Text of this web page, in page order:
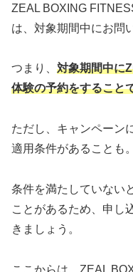
ZEAL BOXING
は、対象期間中にお問
つまり、 対象期間中に
体験の予約をすること
ただし、キャンペーン
適用条件があることも。
条件を満たしていない
ことがあるため、申し
きましょう。
ここからは、ZEAL